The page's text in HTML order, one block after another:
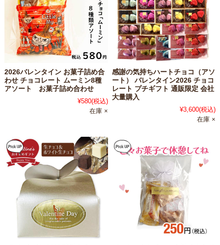
2026バレンタイン お菓子詰め合
わせ チョコレート ムーミン8種
アソート お菓子詰め合わせ
¥580(税込)
在庫 ×
感謝の気持ちハートチョコ（アソ
ート） バレンタイン2026 チョコ
レート プチギフト 通販限定 会社
大量購入
¥3,600(税込)
在庫 ×